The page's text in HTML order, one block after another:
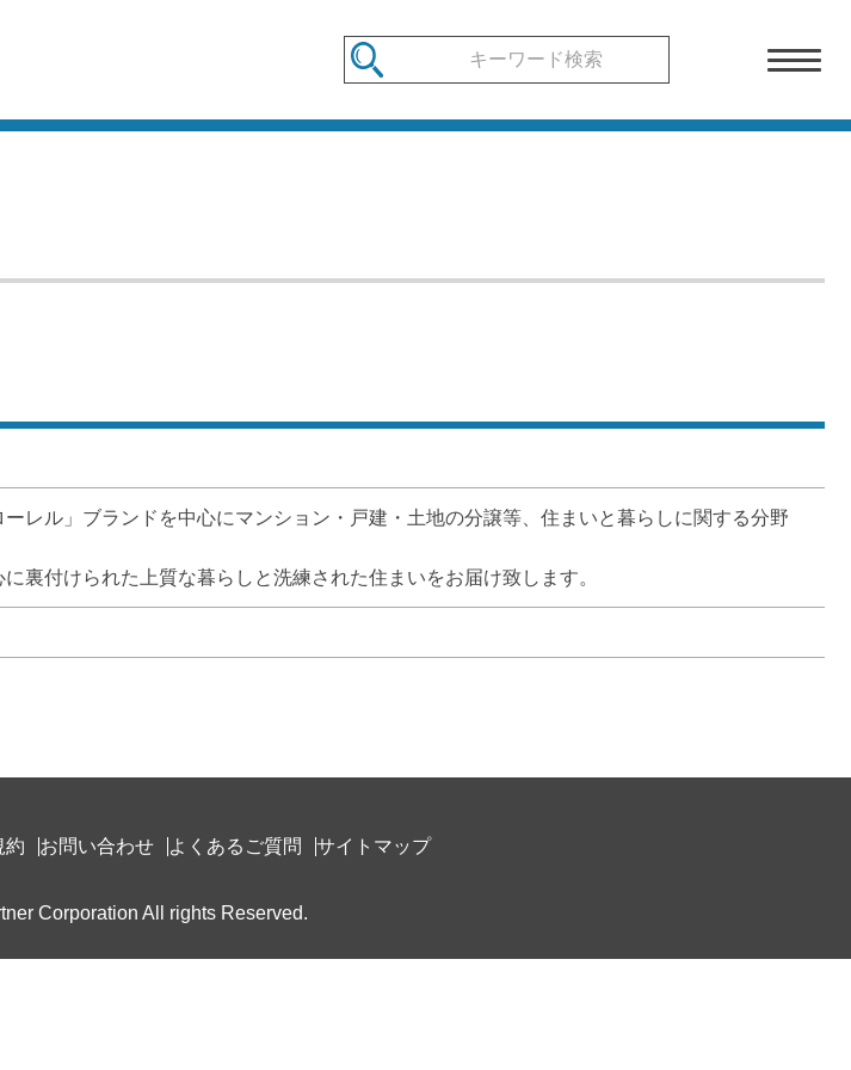
レル」ブランドを中心にマンション・戸建・土地の分譲等、住まいと暮らしに関する分野
裏付けられた上質な暮らしと洗練された住まいをお届け致します。
約 お問い合わせ よくあるご質問 サイトマップ
Corporation All rights Reserved.